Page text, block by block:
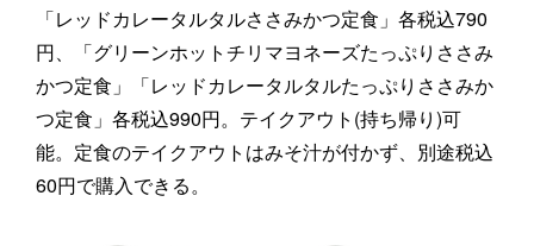
「レッドカレータルタルささみかつ定食」各税込790
円、「グリーンホットチリマヨネーズたっぷりささみ
かつ定食」「レッドカレータルタルたっぷりささみか
つ定食」各税込990円。テイクアウト(持ち帰り)可
能。定食のテイクアウトはみそ汁が付かず、別途税込
60円で購入できる。